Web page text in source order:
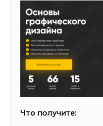
Что получите: